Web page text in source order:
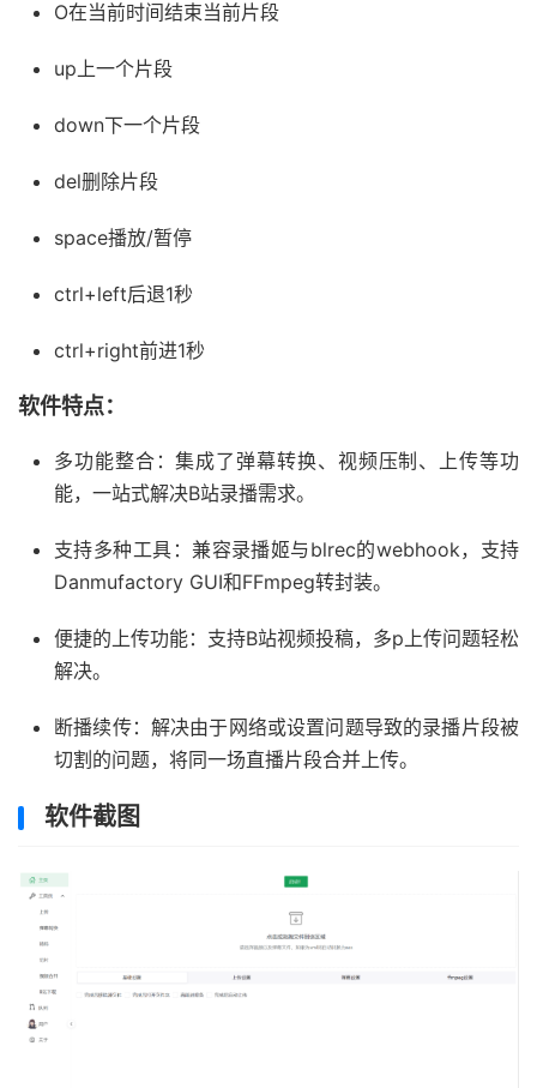
O在当前时间结束当前片段
up上一个片段
down下一个片段
del删除片段
space播放/暂停
ctrl+left后退1秒
ctrl+right前进1秒
软件特点：
多功能整合：集成了弹幕转换、视频压制、上传等功
能，一站式解决B站录播需求。
支持多种工具：兼容录播姬与blrec的webhook，支持
Danmufactory GUI和FFmpeg转封装。
便捷的上传功能：支持B站视频投稿，多p上传问题轻松
解决。
断播续传：解决由于网络或设置问题导致的录播片段被
切割的问题，将同一场直播片段合并上传。
软件截图